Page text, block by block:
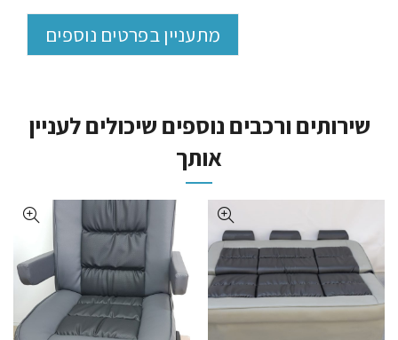
מתעניין בפרטים נוספים
שירותים ורכבים נוספים שיכולים לעניין
אותך